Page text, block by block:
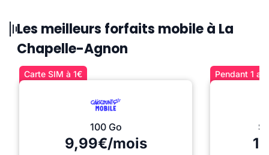
Les meilleurs forfaits mobile à La
Chapelle-Agnon
Carte SIM à 1€
100 Go
9,99€/mois
Pendant 1